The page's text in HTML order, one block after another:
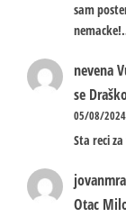
sam
nevena
se
05/08/2024
Sta reci
Otac